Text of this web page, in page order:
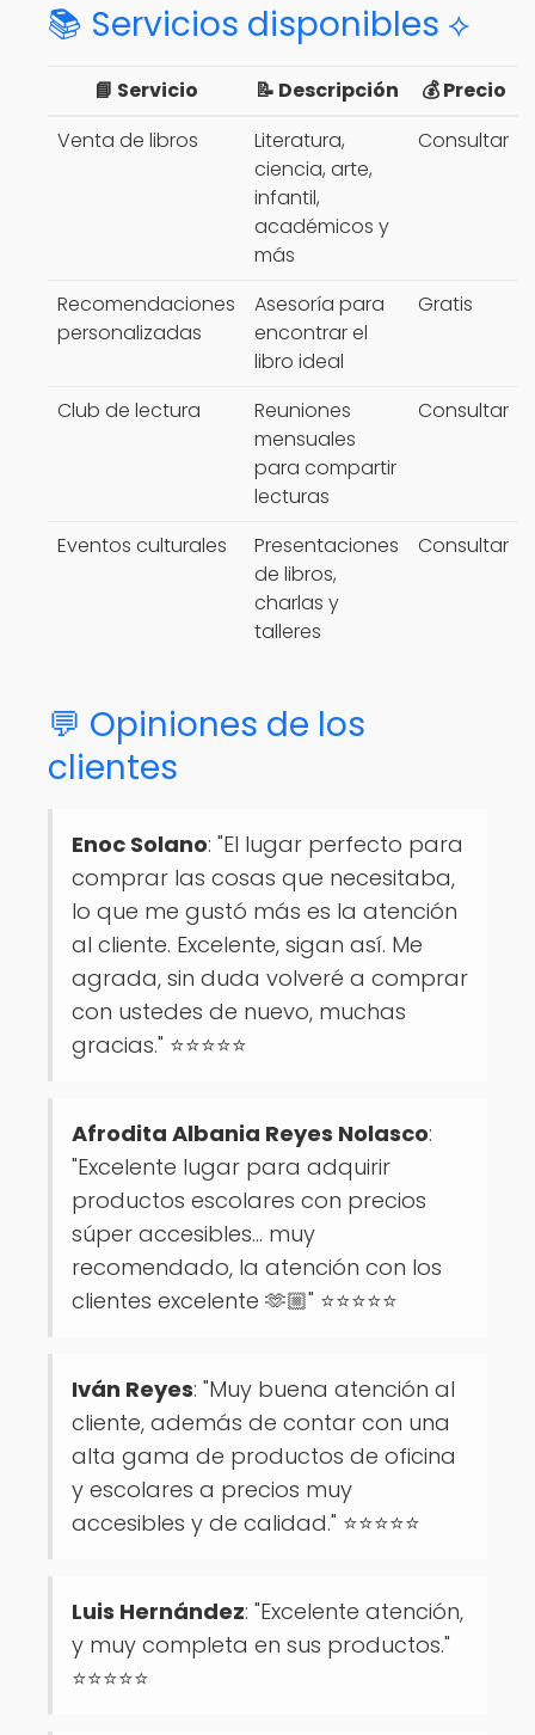
📚 Servicios disponibles ⟡
📘 Servicio 📝 Descripción
💰 Precio
Venta de libros
Literatura,
ciencia, arte,
infantil,
académicos y
más
Consultar
Recomendaciones
personalizadas
Asesoría para
encontrar el
libro ideal
Gratis
Club de lectura
Reuniones
mensuales
para compartir
lecturas
Consultar
Eventos culturales
Presentaciones
de libros,
charlas y
talleres
Consultar
💬 Opiniones de los
clientes
Enoc Solano: "El lugar perfecto para
comprar las cosas que necesitaba,
lo que me gustó más es la atención
al cliente. Excelente, sigan así. Me
agrada, sin duda volveré a comprar
con ustedes de nuevo, muchas
gracias." ⭐⭐⭐⭐⭐
Afrodita Albania Reyes Nolasco:
"Excelente lugar para adquirir
productos escolares con precios
súper accesibles… muy
recomendado, la atención con los
clientes excelente 🫶🏼" ⭐⭐⭐⭐⭐
Iván Reyes: "Muy buena atención al
cliente, además de contar con una
alta gama de productos de oficina
y escolares a precios muy
accesibles y de calidad." ⭐⭐⭐⭐⭐
Luis Hernández: "Excelente atención,
y muy completa en sus productos."
⭐⭐⭐⭐⭐